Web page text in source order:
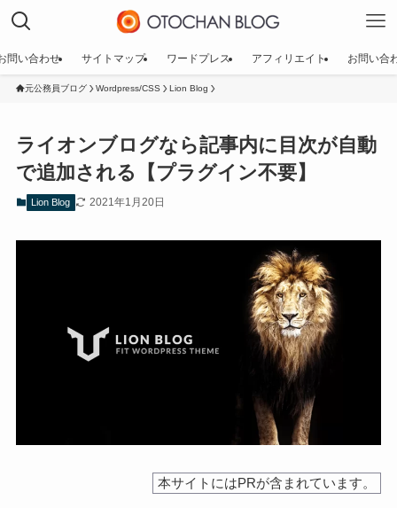
問い合わせ サイトマップ ワードプレス アフィリエイト お問い合
元公務員ブログ Wordpress/CSS Lion Blog
ライオンブログなら記事内に目次が自動
で追加される【プラグイン不要】
Lion Blog 2021年1月20日
本サイトにはPRが含まれています。